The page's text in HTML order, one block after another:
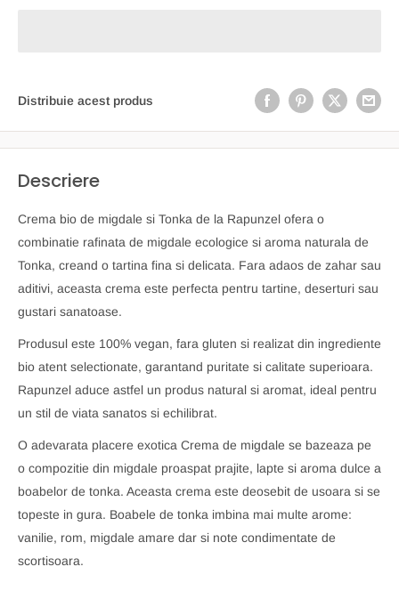
Distribuie acest produs
Descriere
Crema bio de migdale si Tonka de la Rapunzel ofera o
combinatie rafinata de migdale ecologice si aroma naturala de
Tonka, creand o tartina fina si delicata. Fara adaos de zahar sau
aditivi, aceasta crema este perfecta pentru tartine, deserturi sau
gustari sanatoase.
Produsul este 100% vegan, fara gluten si realizat din ingrediente
bio atent selectionate, garantand puritate si calitate superioara.
Rapunzel aduce astfel un produs natural si aromat, ideal pentru
un stil de viata sanatos si echilibrat.
O adevarata placere exotica Crema de migdale se bazeaza pe
o compozitie din migdale proaspat prajite, lapte si aroma dulce a
boabelor de tonka. Aceasta crema este deosebit de usoara si se
topeste in gura. Boabele de tonka imbina mai multe arome:
vanilie, rom, migdale amare dar si note condimentate de
scortisoara.